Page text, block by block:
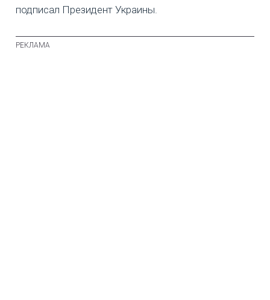
подписал Президент Украины.